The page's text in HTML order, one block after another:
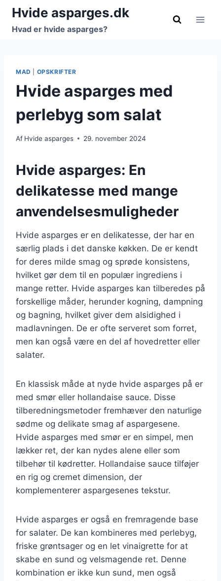
Fortsæt
indhold
Hvide asparges.dk
Hvad er hvide asparges?
MAD OPSKRIFTER
Hvide asparges med
perlebyg som salat
Af Hvide asparges 29. november 2024
Hvide asparges: En
delikatesse med mange
anvendelsesmuligheder
Hvide asparges er en delikatesse, der har en
særlig plads i det danske køkken. De er kendt
for deres milde smag og sprøde konsistens,
hvilket gør dem til en populær ingrediens i
mange retter. Hvide asparges kan tilberedes på
forskellige måder, herunder kogning, dampning
og bagning, hvilket giver dem alsidighed i
madlavningen. De er ofte serveret som forret,
men kan også være en del af hovedretter eller
salater.
En klassisk måde at nyde hvide asparges på er
med smør eller hollandaise sauce. Disse
tilberedningsmetoder fremhæver den naturlige
sødme og delikate smag af aspargesene.
Hvide asparges med smør er en simpel, men
lækker ret, der kan nydes alene eller som
tilbehør til kødretter. Hollandaise sauce tilføjer
en rig og cremet dimension, der
komplementerer aspargesenes tekstur.
Hvide asparges er også en fremragende base
for salater. De kan kombineres med perlebyg,
friske grøntsager og en let vinaigrette for at
skabe en sund og velsmagende ret. Denne
kombination er ikke kun sund, men også